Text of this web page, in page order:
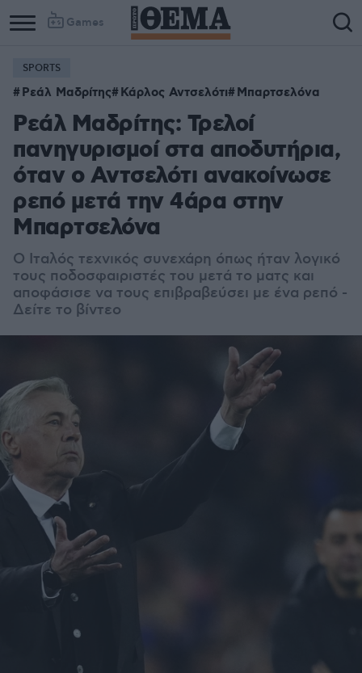
Games
SPORTS
Ρεάλ Μαδρίτης Κάρλος Αντσελότι Μπαρτσελόνα
Ρεάλ Μαδρίτης: Τρελοί
πανηγυρισμοί στα αποδυτήρια,
όταν ο Αντσελότι ανακοίνωσε
ρεπό μετά την 4άρα στην
Μπαρτσελόνα
Ο Ιταλός τεχνικός συνεχάρη όπως ήταν λογικό
τους ποδοσφαιριστές του μετά το ματς και
αποφάσισε να τους επιβραβεύσει με ένα ρεπό -
Δείτε το βίντεο